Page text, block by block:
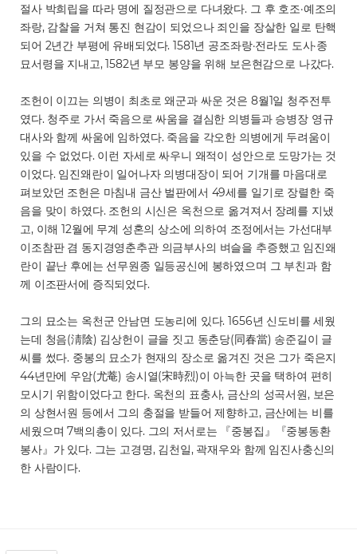
절사 박희립을 따라 명에 질정관으로 다녀왔다. 그 후 호조·예조의
좌랑, 감찰을 거쳐 통진 현감이 되었으나 죄인을 장살한 일로 탄핵
되어 2년간 부평에 유배되었다. 1581년 공조좌랑·전라도 도사·종
묘서령을 지내고, 1582년 부모 봉양을 위해 보은현감으로 나갔다.
조헌이 이끄는 의병이 최초로 왜군과 싸운 것은 8월1일 청주전투
였다. 청주로 가서 죽음으로 싸움을 결심한 의병들과 승병장 영규
대사와 함께 싸움에 임하였다. 죽음을 각오한 의병에게 두려움이
있을 수 없었다. 이런 자세로 싸우니 왜적이 성안으로 도망가는 것
이었다. 임진왜란이 일어나자 의병대장이 되어 기개를 마음대로
펴보았던 조헌은 마침내 금산 벌판에서 49세를 일기로 장렬한 죽
음을 맞이 하였다. 조헌의 시신은 옥천으로 옮겨져서 장례를 지냈
고, 이해 12월에 무계 성혼의 상소에 의하여 조정에서는 가선대부
이조참판 겸 동지경영춘추관 의금부사의 벼슬을 추증했고 임진왜
란이 끝난 후에는 선무원종 일등공신에 봉하였으며 그 부친과 함
께 이조판서에 증직되었다.
그의 묘소는 옥천군 안남면 도농리에 있다. 1656년 신도비를 세웠
는데 청음(淸陰) 김상헌이 글을 짓고 동춘당(同春當) 송준길이 글
씨를 썼다. 중봉의 묘소가 현재의 장소로 옮겨진 것은 그가 죽은지
44년만에 우암(尤菴) 송시열(宋時烈)이 아늑한 곳을 택하여 편히
모시기 위함이었다고 한다. 옥천의 표충사, 금산의 성곡서원, 보은
의 상현서원 등에서 그의 충절을 받들어 제향하고, 금산에는 비를
세웠으며 7백의총이 있다. 그의 저서로는 『중봉집』『중봉동환
봉사』가 있다. 그는 고경명, 김천일, 곽재우와 함께 임진사충신의
한 사람이다.